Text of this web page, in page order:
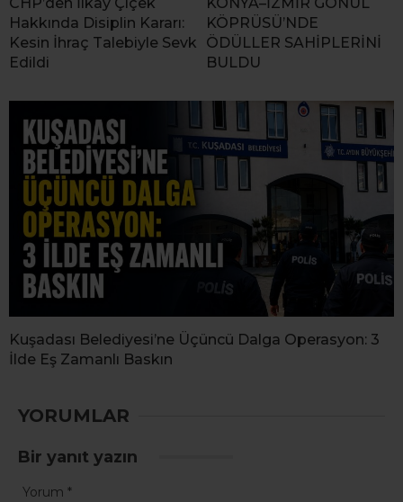
Hakkında Disiplin Kararı:
Kesin İhraç Talebiyle Sevk
Edildi
KÖPRÜSÜ’NDE
ÖDÜLLER SAHİPLERİNİ
BULDU
Kuşadası Belediyesi’ne Üçüncü Dalga Operasyon: 3
İlde Eş Zamanlı Baskın
YORUMLAR
Bir yanıt yazın
Yorum *